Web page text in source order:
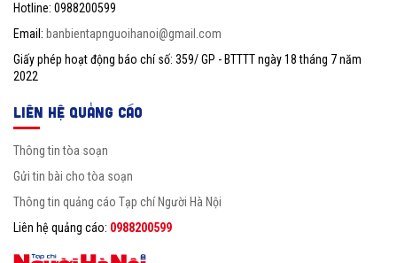
Hotline: 0988200599
Email: banbientapnguoihanoi@gmail.com
Giấy phép hoạt động báo chí số: 359/ GP - BTTTT ngày 18 tháng 7 năm
2022
LIÊN HỆ QUẢNG CÁO
Thông tin tòa soạn
Gửi tin bài cho tòa soạn
Thông tin quảng cáo Tạp chí Người Hà Nội
Liên hệ quảng cáo: 0988200599